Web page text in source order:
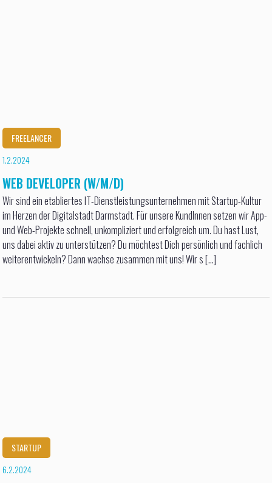
FREELANCER
1.2.2024
WEB DEVELOPER (W/M/D)
Wir sind ein etabliertes IT-Dienstleistungs­unternehmen mit Startup-Kultur
im Herzen der Digitalstadt Darmstadt. Für unsere KundInnen setzen wir App-
und Web-Projekte schnell, unkompliziert und erfolgreich um. Du hast Lust,
uns dabei aktiv zu unterstützen? Du möchtest Dich persönlich und fachlich
weiterentwickeln? Dann wachse zusammen mit uns! Wir s [...]
STARTUP
6.2.2024